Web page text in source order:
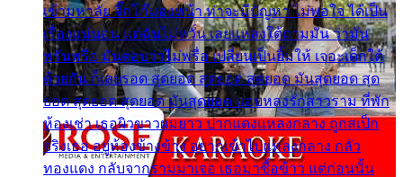
เข้ามหาลัย จิ๊กโก๊มองหน้า ท่าจะมีปัญหา ไม่พอใจ ได้เป็น
เรื่องแน่นอน แต่ฉันไม่หวั่น เลยแหลงใต้ถามมัน ว่ามัน
พรั่นพรือ มันตอบว่าไม่พรื่อ เปลี่ยนเป็นยิ้มให้ เจอะเด็กใต้
ด้วยกัน ก็เลยรอด สุดยอด สุดยอด สุดยอด มันสุดยอด สุด
ยอด สุดยอด สุดยอด มันสุดยอด แอบหลงรักสาวราม ที่พัก
ห้องเช่า เธอผิวขาวผมยาว ปากแดงแหลงกลาง ถูกสเป็ก
จริงเธอ อยู่ห้องข้างข้าง อยากเข้าไปแหลงกลาง กลัว
ทองแดง กลับจากรามมาเจอ เธอมาซื้อข้าว แต่ก่อนนั้น